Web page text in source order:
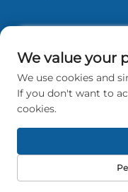
Copyright © 2026
We value your
We use cookies and
If you don't want to
cookies.